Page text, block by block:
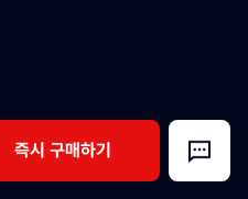
즉시 구매하기